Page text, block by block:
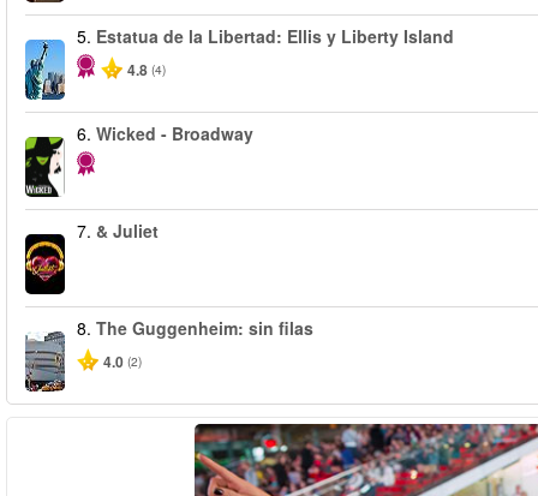
5. Estatua de la Libertad: Ellis y Liberty Island
4.8 (4)
6. Wicked - Broadway
7. & Juliet
8. The Guggenheim: sin filas
4.0 (2)